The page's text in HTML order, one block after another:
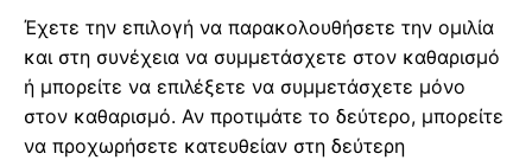
Έχετε την επιλογή να παρακολουθήσετε την ομιλία
και στη συνέχεια να συμμετάσχετε στον καθαρισμό
ή μπορείτε να επιλέξετε να συμμετάσχετε μόνο
στον καθαρισμό. Αν προτιμάτε το δεύτερο, μπορείτε
να προχωρήσετε κατευθείαν στη δεύτερη